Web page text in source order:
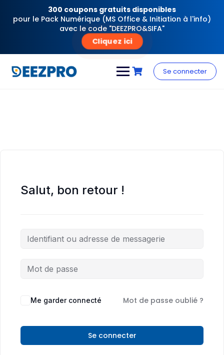
300 coupons gratuits disponibles
pour le Pack Numérique (MS Office & Initiation à l'info)
avec le code "DEEZPRO&SIFA"
Cliquez ici
content
Se connecter
Salut, bon retour !
Me garder connecté Mot de passe oublié ?
Se connecter